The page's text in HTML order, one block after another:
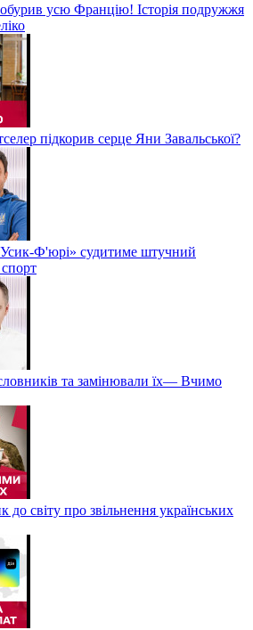
усю Францію! Історія подружжя
підкорив серце Яни Завальської?
Ф'юрі» судитиме штучний
та замінювали їх— Вчимо
до світу про звільнення українських